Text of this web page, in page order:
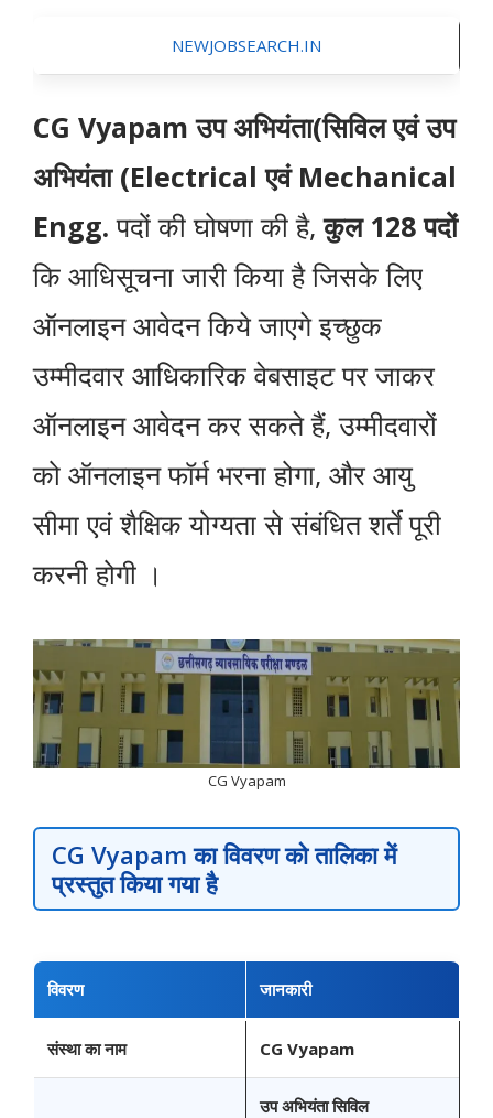
NEWJOBSEARCH.IN
CG Vyapam उप अभियंता(सिविल एवं उप
अभियंता (Electrical एवं Mechanical
Engg.पदों की घोषणा की है,कुल 128 पदों
कि आधिसूचना जारी किया है जिसके लिए
ऑनलाइन आवेदन किये जाएगे इच्छुक
उम्मीदवार आधिकारिक वेबसाइट पर जाकर
ऑनलाइन आवेदन कर सकते हैं, उम्मीदवारों
को ऑनलाइन फॉर्म भरना होगा, और आयु
सीमा एवं शैक्षिक योग्यता से संबंधित शर्ते पूरी
करनी होगी ।
CG Vyapam
CG Vyapamका विवरण को तालिका में
प्रस्तुत किया गया है
विवरण जानकारी
संस्था का नाम CG Vyapam
उप अभियंता सिविल